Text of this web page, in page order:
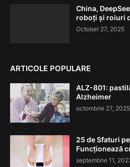
China,
roboți și roiuri
October 27, 2025
ARTICOLE POPULARE
ALZ-801:
Alzheimer
octombrie 27, 2025
25 de Sfaturi
Funcționează
septembrie 11,